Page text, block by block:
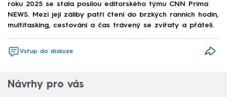
roku 2025 se stala posilou editorského týmu CNN Prima
NEWS. Mezi její záliby patří čtení do brzkých ranních hodin,
multitasking, cestování a čas trávený se zvířaty a přáteli.
Vstup do diskuze
Návrhy pro vás